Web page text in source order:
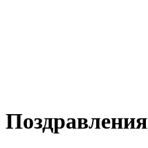
Поздравления